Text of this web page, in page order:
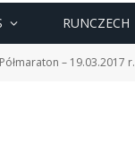
RUNCZECH
– 19.03.2017 r.